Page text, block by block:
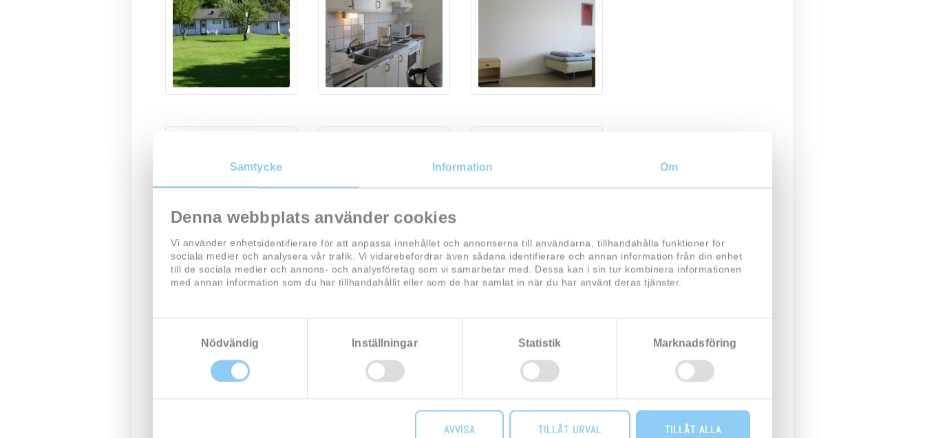
Samtycke Information Om
Denna webbplats använder cookies
Vi använder enhetsidentifierare för att anpassa innehållet och annonserna till användarna, tillhandahålla funktioner för
sociala medier och analysera vår trafik. Vi vidarebefordrar även sådana identifierare och annan information från din enhet
till de sociala medier och annons- och analysföretag som vi samarbetar med. Dessa kan i sin tur kombinera informationen
med annan information som du har tillhandahållit eller som de har samlat in när du har använt deras tjänster.
Nödvändig
Inställningar Statistik Marknadsföring
AVVISA TILLÅT URVAL TILLÅT ALLA